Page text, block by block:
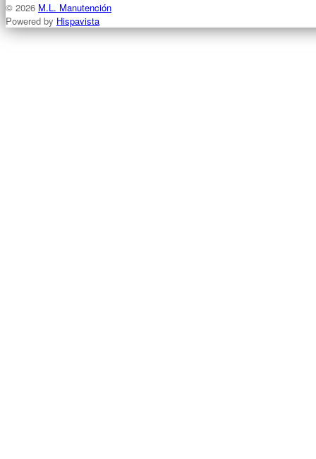
© 2026 M.L. Manutención
Powered by Hispavista